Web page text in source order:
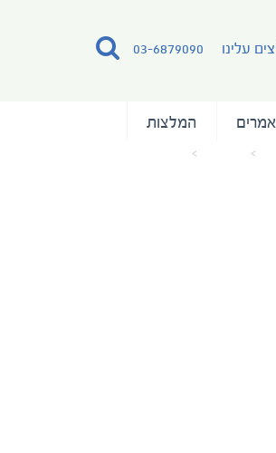
03-6879090 עלינו
המלצות